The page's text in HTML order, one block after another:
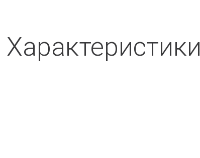
Характеристики